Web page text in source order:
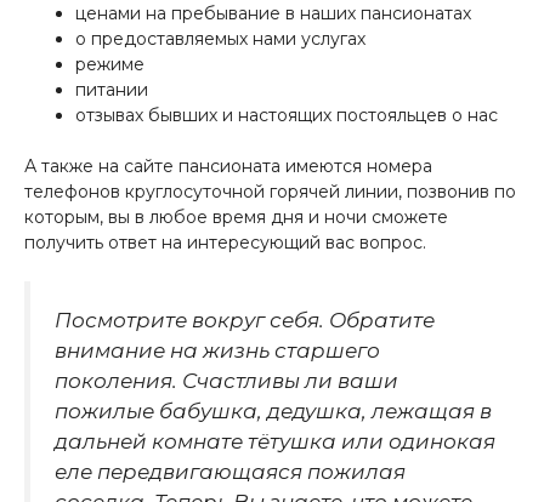
ценами на пребывание в наших пансионатах
о предоставляемых нами услугах
режиме
питании
отзывах бывших и настоящих постояльцев о нас
А также на сайте пансионата имеются номера
телефонов круглосуточной горячей линии, позвонив по
которым, вы в любое время дня и ночи сможете
получить ответ на интересующий вас вопрос.
Посмотрите вокруг себя. Обратите
внимание на жизнь старшего
поколения. Счастливы ли ваши
пожилые бабушка, дедушка, лежащая в
дальней комнате тётушка или одинокая
еле передвигающаяся пожилая